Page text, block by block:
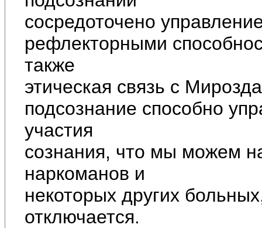
сосредоточено
рефлекторными
также
этическая связь с
подсознание способно
участия
сознания, что мы можем
наркоманов и
некоторых других
отключается.